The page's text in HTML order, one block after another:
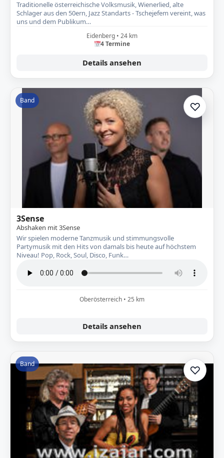
Traditionelle österreichische Volksmusik, Wienerlied, alte
Schlager aus den 50ern, Jazz Standarts - Tschejefem vereint, was
uns und dem Publikum…
Eidenberg • 24 km
4 Termine
Details ansehen
Band ♡Zur
3Sense
Abshaken mit 3Sense
Wir spielen moderne Tanzmusik und stimmungsvolle
Partymusik mit den Hits von damals bis heute auf höchstem
Niveau! Pop, Rock, Soul, Disco, Funk…
Oberösterreich • 25 km
Details ansehen
Band ♡Zur